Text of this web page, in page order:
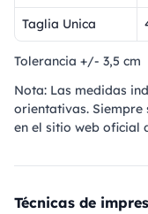
Taglia Unica
Tolerancia +/- 3,5 cm
Nota: Las medidas
orientativas.
en el sitio web oficial
Técnicas de